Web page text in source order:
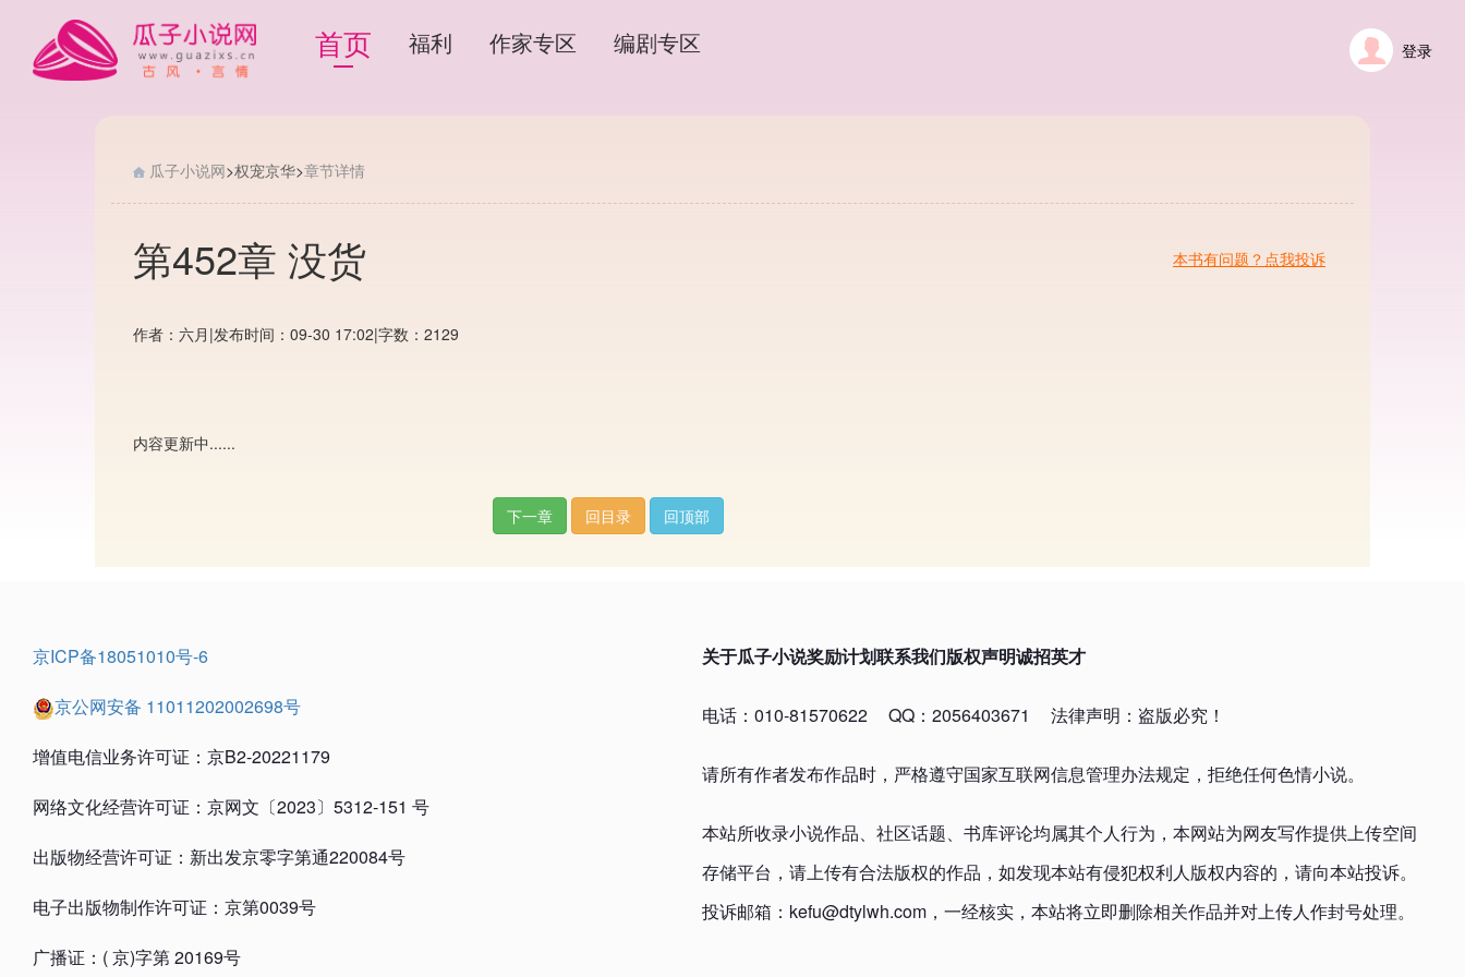
首页 福利 作家专区 编剧专区 登录
瓜子小说网>权宠京华>章节详情
本书有问题？点我投诉
第452章 没货
作者：六月 |发布时间：09-30 17:02|字数：2129
内容更新中......
下一章 回目录 回顶部
京ICP备18051010号-6
京公网安备 11011202002698号
增值电信业务许可证：京B2-20221179
网络文化经营许可证：京网文〔2023〕5312-151 号
出版物经营许可证：新出发京零字第通220084号
电子出版物制作许可证：京第0039号
广播证：( 京)字第 20169号
关于瓜子小说奖励计划联系我们版权声明诚招英才
电话：010-81570622 QQ：2056403671 法律声明：盗版必究！
请所有作者发布作品时，严格遵守国家互联网信息管理办法规定，拒绝任何色情小说。
本站所收录小说作品、社区话题、书库评论均属其个人行为，本网站为网友写作提供上传空间
存储平台，请上传有合法版权的作品，如发现本站有侵犯权利人版权内容的，请向本站投诉。
投诉邮箱：kefu@dtylwh.com，一经核实，本站将立即删除相关作品并对上传人作封号处理。